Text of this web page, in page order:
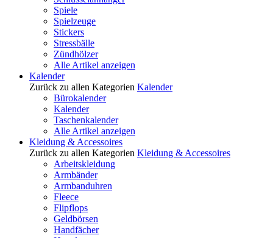
Spiele
Spielzeuge
Stickers
Stressbälle
Zündhölzer
Alle Artikel anzeigen
Kalender
Zurück zu allen Kategorien Kalender
Bürokalender
Kalender
Taschenkalender
Alle Artikel anzeigen
Kleidung & Accessoires
Zurück zu allen Kategorien Kleidung & Accessoires
Arbeitskleidung
Armbänder
Armbanduhren
Fleece
Flipflops
Geldbörsen
Handfächer